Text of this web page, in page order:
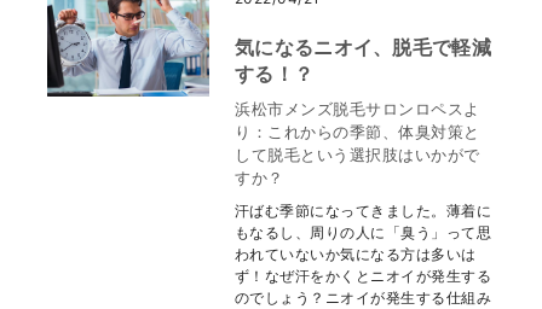
気になるニオイ、脱毛で軽減
する！？
浜松市メンズ脱毛サロンロペスよ
り：これからの季節、体臭対策と
して脱毛という選択肢はいかがで
すか？
汗ばむ季節になってきました。薄着に
もなるし、周りの人に「臭う」って思
われていないか気になる方は多いは
ず！なぜ汗をかくとニオイが発生する
のでしょう？ニオイが発生する仕組み